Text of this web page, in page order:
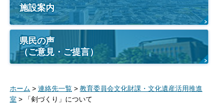
施設案内
県民の声
（ご意見・ご提言）
ホーム > 連絡先一覧 > 教育委員会文化財課・文化遺産活用推進
室 > 「剣づくり」について